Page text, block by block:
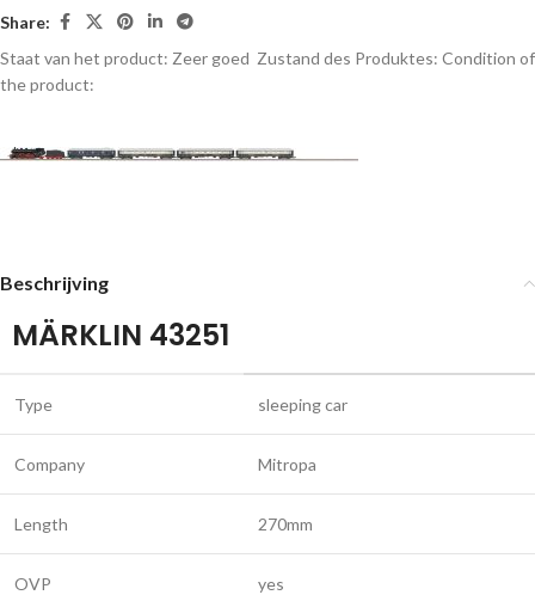
Share:
Staat van het product: Zeer goed Zustand des Produktes: Condition of
the product:
Beschrijving
MÄRKLIN 43251
Type sleeping car
Company Mitropa
Length 270mm
OVP yes